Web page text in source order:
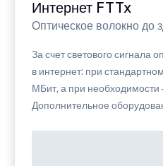
Интернет FTTx
Оптическое волокно до
За счет светового сигнала
в интернет: при
МБит, а при необходимости
Дополнительное